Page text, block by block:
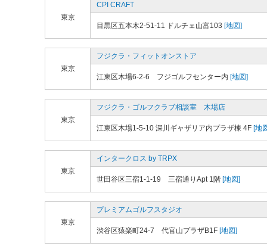
東京
CPI CRAFT
目黒区五本木2-51-11 ドルチェ山富103 [地図]
東京
フジクラ・フィットオンストア
江東区木場6-2-6 フジゴルフセンター内 [地図]
東京
フジクラ・ゴルフクラブ相談室 木場店
江東区木場1-5-10 深川ギャザリア内プラザ棟 4F [地
東京
インタークロス by TRPX
世田谷区三宿1-1-19 三宿通りApt 1階 [地図]
東京
プレミアムゴルフスタジオ
渋谷区猿楽町24-7 代官山プラザB1F [地図]